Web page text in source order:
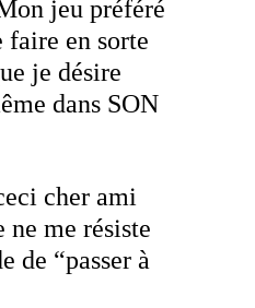
jeu préféré
faire en sorte
je désire
dans SON
cher ami
ne me résiste
de “passer à